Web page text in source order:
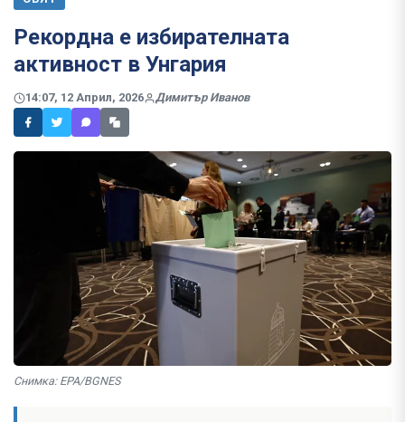
Рекордна е избирателната
активност в Унгария
14:07, 12 Април, 2026 Димитър Иванов
Снимка: EPA/BGNES